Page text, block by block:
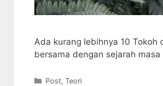
Ada kurang lebihnya 10
bersama dengan sejarah
Kategori
Post, Teori